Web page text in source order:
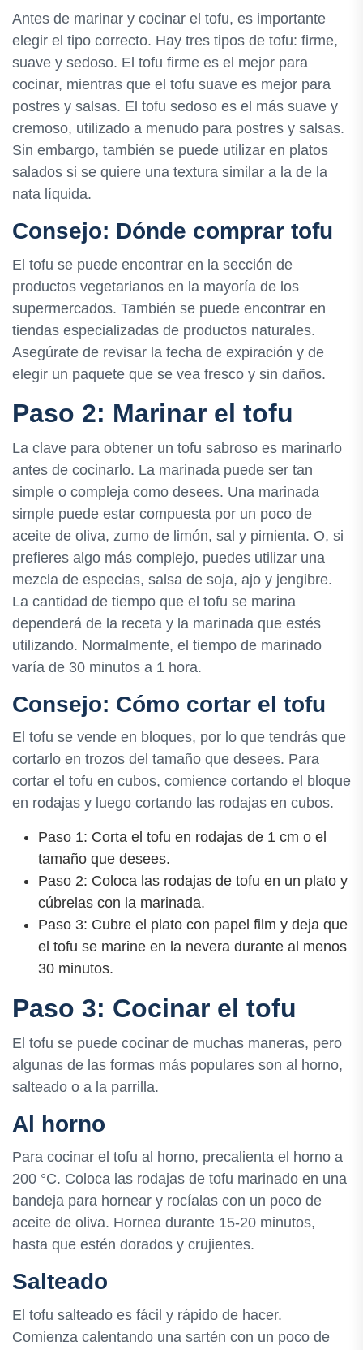
Antes de marinar y cocinar el tofu, es importante
elegir el tipo correcto. Hay tres tipos de tofu: firme,
suave y sedoso. El tofu firme es el mejor para
cocinar, mientras que el tofu suave es mejor para
postres y salsas. El tofu sedoso es el más suave y
cremoso, utilizado a menudo para postres y salsas.
Sin embargo, también se puede utilizar en platos
salados si se quiere una textura similar a la de la
nata líquida.
Consejo: Dónde comprar tofu
El tofu se puede encontrar en la sección de
productos vegetarianos en la mayoría de los
supermercados. También se puede encontrar en
tiendas especializadas de productos naturales.
Asegúrate de revisar la fecha de expiración y de
elegir un paquete que se vea fresco y sin daños.
Paso 2: Marinar el tofu
La clave para obtener un tofu sabroso es marinarlo
antes de cocinarlo. La marinada puede ser tan
simple o compleja como desees. Una marinada
simple puede estar compuesta por un poco de
aceite de oliva, zumo de limón, sal y pimienta. O, si
prefieres algo más complejo, puedes utilizar una
mezcla de especias, salsa de soja, ajo y jengibre.
La cantidad de tiempo que el tofu se marina
dependerá de la receta y la marinada que estés
utilizando. Normalmente, el tiempo de marinado
varía de 30 minutos a 1 hora.
Consejo: Cómo cortar el tofu
El tofu se vende en bloques, por lo que tendrás que
cortarlo en trozos del tamaño que desees. Para
cortar el tofu en cubos, comience cortando el bloque
en rodajas y luego cortando las rodajas en cubos.
Paso 1: Corta el tofu en rodajas de 1 cm o el
tamaño que desees.
Paso 2: Coloca las rodajas de tofu en un plato y
cúbrelas con la marinada.
Paso 3: Cubre el plato con papel film y deja que
el tofu se marine en la nevera durante al menos
30 minutos.
Paso 3: Cocinar el tofu
El tofu se puede cocinar de muchas maneras, pero
algunas de las formas más populares son al horno,
salteado o a la parrilla.
Al horno
Para cocinar el tofu al horno, precalienta el horno a
200 °C. Coloca las rodajas de tofu marinado en una
bandeja para hornear y rocíalas con un poco de
aceite de oliva. Hornea durante 15-20 minutos,
hasta que estén dorados y crujientes.
Salteado
El tofu salteado es fácil y rápido de hacer.
Comienza calentando una sartén con un poco de